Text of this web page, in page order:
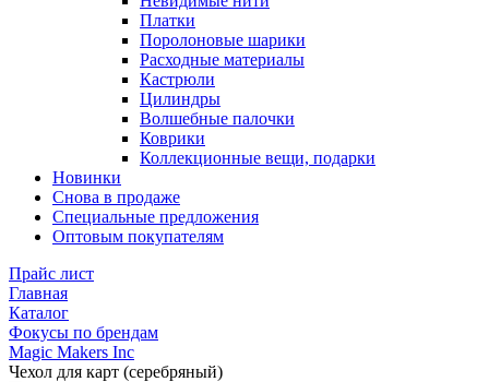
Платки
Поролоновые шарики
Расходные материалы
Кастрюли
Цилиндры
Волшебные палочки
Коврики
Коллекционные вещи, подарки
Новинки
Снова в продаже
Специальные предложения
Оптовым покупателям
Прайс лист
Главная
Каталог
Фокусы по брендам
Magic Makers Inc
Чехол для карт (серебряный)